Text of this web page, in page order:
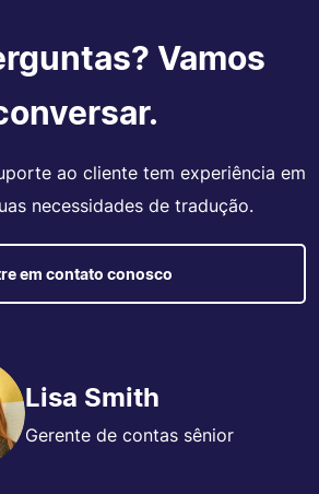
Vamos
ao cliente tem experiência em
necessidades de tradução.
em contato conosco
Lisa Smith
Gerente de contas sênior